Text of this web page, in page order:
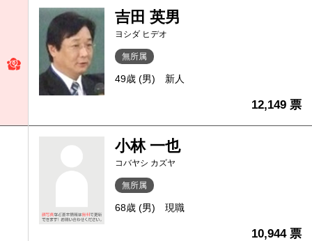
吉田 英男
ヨシダ ヒデオ
無所属
49歳 (男) 新人
12,149 票
小林 一也
コバヤシ カズヤ
無所属
68歳 (男) 現職
10,944 票